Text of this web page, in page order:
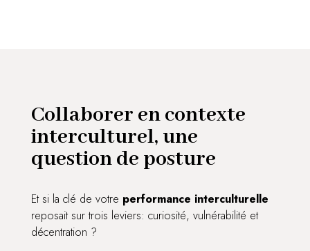
Collaborer en contexte
interculturel, une
question de posture
​​Et si la clé de votre performance interculturelle
reposait sur trois leviers: curiosité, vulnérabilité et
décentration ?